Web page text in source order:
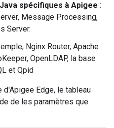
spécifiques à Apigee :
Message Processing,
Server.
Nginx Router, Apache
OpenLDAP, la base
et Qpid
Edge, le tableau
de les paramètres que